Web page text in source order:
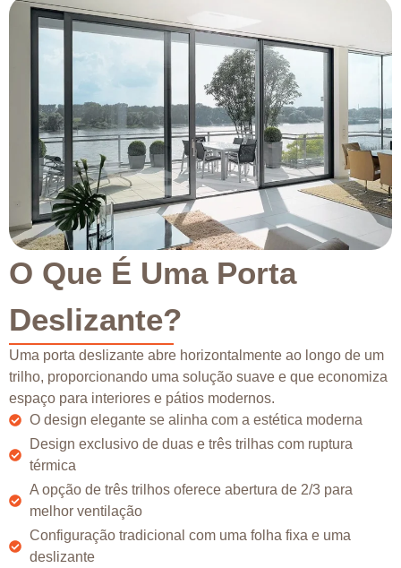
O Que É Uma Porta
Deslizante?
Uma porta deslizante abre horizontalmente ao longo de um
trilho, proporcionando uma solução suave e que economiza
espaço para interiores e pátios modernos.
O design elegante se alinha com a estética moderna
Design exclusivo de duas e três trilhas com ruptura
térmica
A opção de três trilhos oferece abertura de 2/3 para
melhor ventilação
Configuração tradicional com uma folha fixa e uma
deslizante